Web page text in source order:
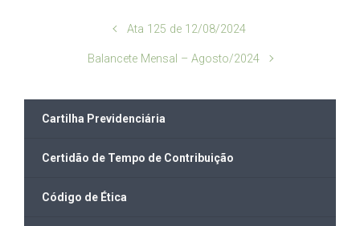
Ata 125 de 12/08/2024
Balancete Mensal – Agosto/2024
Cartilha Previdenciária
Certidão de Tempo de Contribuição
Código de Ética